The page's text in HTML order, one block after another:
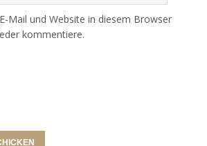
Mail und Website in diesem Browser
kommentiere.